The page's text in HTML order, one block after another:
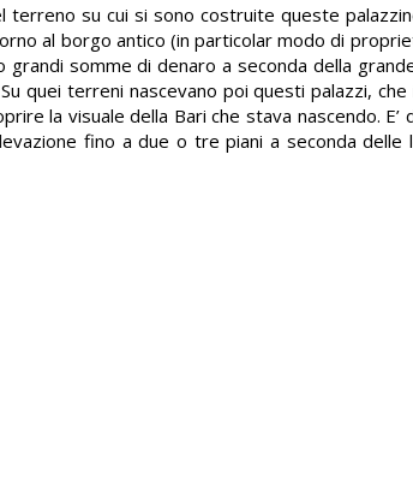
terreno su cui si sono costruite queste
al borgo antico (in particolar modo di
somme di denaro a seconda della
quei terreni nascevano poi questi palazzi, che
la visuale della Bari che stava nascendo. E’
fino a due o tre piani a seconda delle